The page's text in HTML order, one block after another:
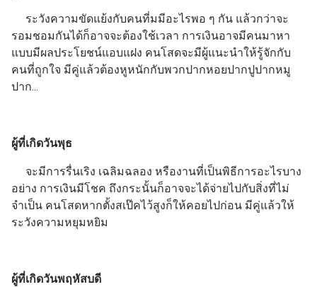
ระวังความขัดแย้งกับคนที่มมีอะไรพอ ๆ กัน แล้วกว่าจะ
รอมชอมกันได้ก็อาจจะต้องใช้เวลา การเงินอาจมีคนมาหา
แบบมีผลประโยชน์แอบแฝง คนโสดจะมีผู้แนะนำให้รู้จักกับ
คนที่ถูกใจ มีคู่แล้วต้องหูหนักกับพวกปากหอยปากปูปากหมู
ปาก...
ผู้ที่เกิดวันพุธ
จะมีการรื่นเริง เฉลิมฉลอง หรืองานที่เป็นพิธีการอะไรบาง
อย่าง การเงินมีโชค ถึงกระนั้นก็อาจจะได้จ่ายไปกับสิ่งที่ไม่
จำเป็น คนโสดหากตั้งสเป๊คไว้สูงก็ให้คอยไปก่อน มีคู่แล้วให้
ระวังความหยุมหยิม
ผู้ที่เกิดวันพฤหัสบดี